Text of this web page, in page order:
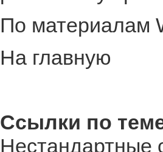
По материалам
На главную
Ссылки по
Нестандартные